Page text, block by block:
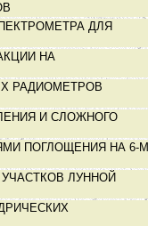
ДЛЯ
НА
РАДИОМЕТРОВ
И СЛОЖНОГО
ПОГЛОЩЕНИЯ НА 6-М
ЛУННОЙ